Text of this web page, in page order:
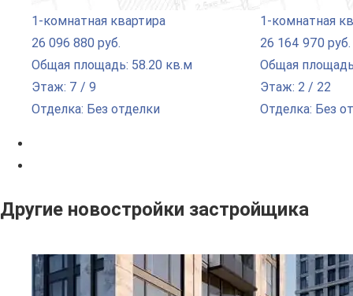
1-комнатная квартира
26 096 880 руб.
Общая площадь: 58.20 кв.м
Этаж: 7 / 9
Отделка: Без отделки
1-комнатная
26 164 970 руб.
Общая
Этаж: 2 / 22
Отделка: Без
Другие новостройки застройщика